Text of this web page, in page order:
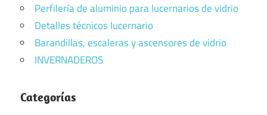
Perfilería de aluminio para lucernarios de vidrio
Detalles técnicos lucernario
Barandillas, escaleras y ascensores de vidrio
INVERNADEROS
Categorías